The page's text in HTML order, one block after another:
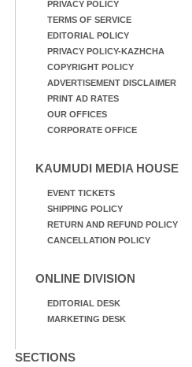
PRIVACY POLICY
TERMS OF SERVICE
EDITORIAL POLICY
PRIVACY POLICY-KAZHCHA
COPYRIGHT POLICY
ADVERTISEMENT DISCLAIMER
PRINT AD RATES
OUR OFFICES
CORPORATE OFFICE
KAUMUDI MEDIA HOUSE
EVENT TICKETS
SHIPPING POLICY
RETURN AND REFUND POLICY
CANCELLATION POLICY
ONLINE DIVISION
EDITORIAL DESK
MARKETING DESK
SECTIONS